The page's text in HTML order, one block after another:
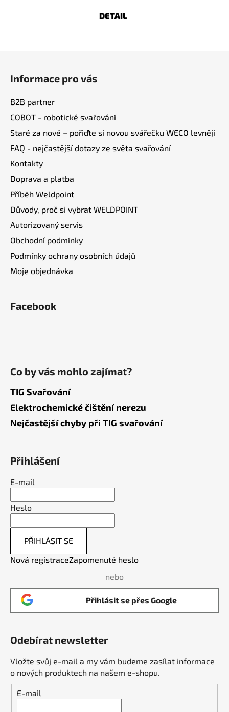
DETAIL
Informace pro vás
B2B partner
COBOT - robotické svařování
Staré za nové – pořiďte si novou svářečku WECO levněji
FAQ - nejčastější dotazy ze světa svařování
Kontakty
Doprava a platba
Příběh Weldpoint
Důvody, proč si vybrat WELDPOINT
Autorizovaný servis
Obchodní podmínky
Podmínky ochrany osobních údajů
Moje objednávka
Facebook
Co by vás mohlo zajímat?
TIG Svařování
Elektrochemické čištění nerezu
Nejčastější chyby při TIG svařování
Přihlášení
E-mail
Heslo
PŘIHLÁSIT SE
Nová registraceZapomenuté heslo
nebo
Přihlásit se přes Google
Odebírat newsletter
Vložte svůj e-mail a my vám budeme zasílat informace
o nových produktech na našem e-shopu.
E-mail